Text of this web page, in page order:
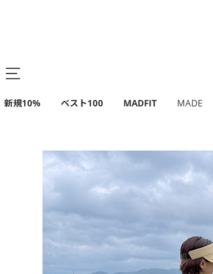
新規10% ベスト100 MADFIT MADE